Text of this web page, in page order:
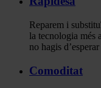
Reparem i
la tecnologia més
no hagis d’esperar
Comoditat